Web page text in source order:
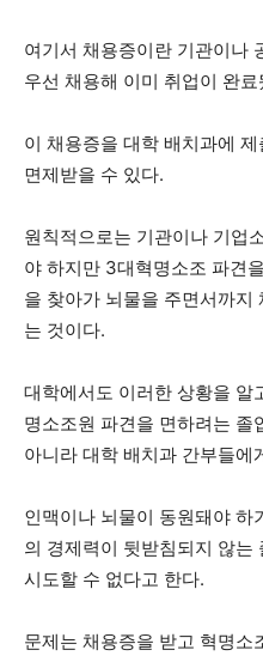
여기서 채용증이란 기관이나
우선 채용해 이미 취업이 완
이 채용증을 대학 배치과에
면제받을 수 있다.
원칙적으로는 기관이나 기업
야 하지만 3대혁명소조 파견
을 찾아가 뇌물을 주면서까지
는 것이다.
대학에서도 이러한 상황을 알
명소조원 파견을 면하려는
아니라 대학 배치과 간부들에
인맥이나 뇌물이 동원돼야 하
의 경제력이 뒷받침되지 않는
시도할 수 없다고 한다.
문제는 채용증을 받고 혁명소